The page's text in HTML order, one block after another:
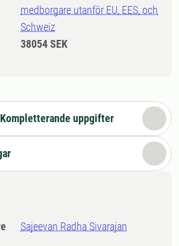
medborgare utanför EU, EES, och
Schweiz
38054 SEK
uppgifter
Sajeevan Radha Sivarajan